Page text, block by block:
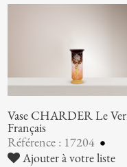
Vase CHARDER Le
Français
Référence : 17204
Ajouter à votre liste